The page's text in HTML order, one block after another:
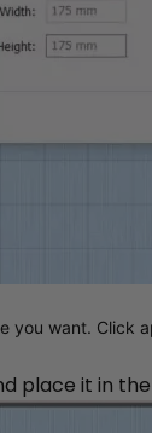
you want. Click
place it in